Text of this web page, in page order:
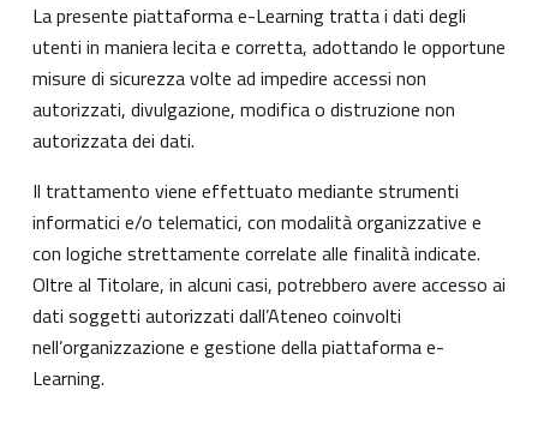
La presente piattaforma e-Learning tratta i dati degli
utenti in maniera lecita e corretta, adottando le opportune
misure di sicurezza volte ad impedire accessi non
autorizzati, divulgazione, modifica o distruzione non
autorizzata dei dati.
Il trattamento viene effettuato mediante strumenti
informatici e/o telematici, con modalità organizzative e
con logiche strettamente correlate alle finalità indicate.
Oltre al Titolare, in alcuni casi, potrebbero avere accesso ai
dati soggetti autorizzati dall’Ateneo coinvolti
nell’organizzazione e gestione della piattaforma e-
Learning.